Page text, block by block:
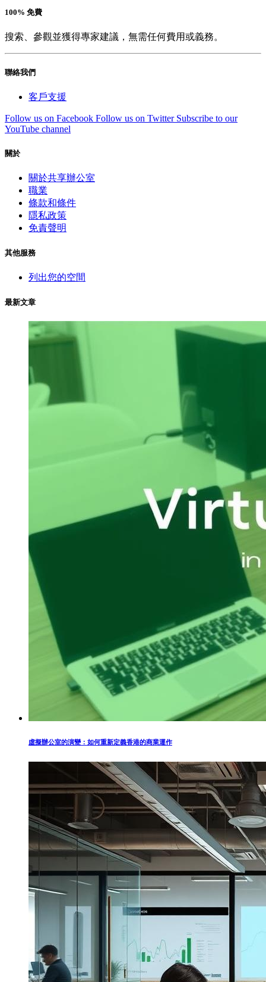
100% 免費
搜索、參觀並獲得專家建議，無需任何費用或義務。
聯絡我們
客戶支援
Follow us on Facebook Follow us on Twitter Subscribe to our
YouTube channel
關於
關於共享辦公室
職業
條款和條件
隱私政策
免責聲明
其他服務
列出您的空間
最新文章
虛擬辦公室的演變：如何重新定義香港的商業運作